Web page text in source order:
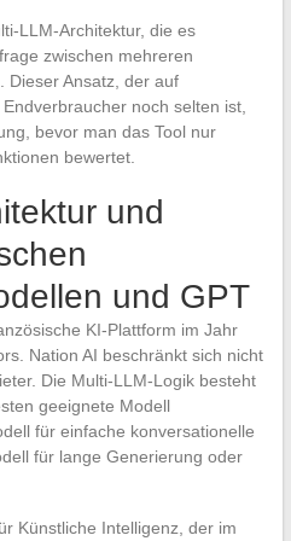
LLM-Architektur, die es
zwischen mehreren
Dieser Ansatz, der auf
noch selten ist,
bevor man das Tool nur
bewertet.
und
und GPT
KI-Plattform im Jahr
Nation AI beschränkt sich nicht
Die Multi-LLM-Logik besteht
geeignete Modell
für einfache konversationelle
für lange Generierung oder
Künstliche Intelligenz, der im